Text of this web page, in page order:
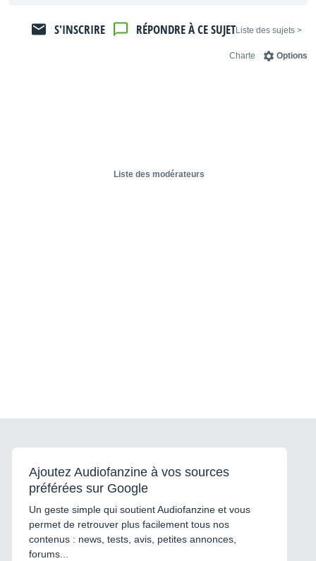
< Liste des sujets
RÉPONDRE À CE SUJET
S'INSCRIRE
Options
Charte
Liste des modérateurs
Ajoutez Audiofanzine à vos sources
préférées sur Google
Un geste simple qui soutient Audiofanzine et vous
permet de retrouver plus facilement tous nos
contenus : news, tests, avis, petites annonces,
forums...